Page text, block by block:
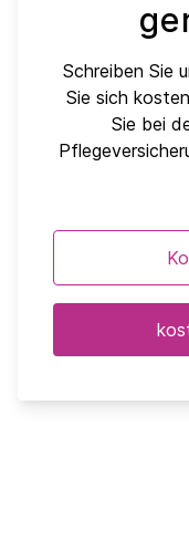
Schreiben Sie
Sie sich
Sie bei